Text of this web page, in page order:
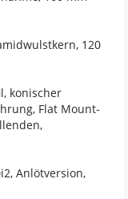
120
konischer
Flat Mount-
Anlötversion,